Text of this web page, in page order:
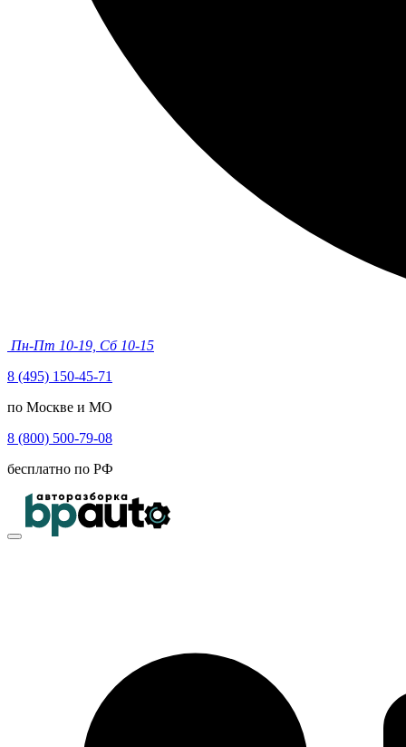
Пн-Пт 10-19, Сб 10-15
8 (495) 150-45-71
по Москве и МО
8 (800) 500-79-08
бесплатно по РФ